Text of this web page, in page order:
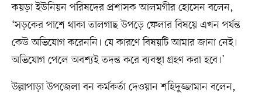
কয়ড়া ইউনিয়ন পরিষদের প্রশাসক আলমগীর হোসেন বলেন,
‘সড়কের পাশে থাকা তালগাছ উপড়ে ফেলার বিষয়ে এখন পর্যন্ত
কেউ অভিযোগ করেননি। যে কারণে বিষয়টি আমার জানা নেই।
অভিযোগ পেলে অবশ্যই তদন্ত করে ব্যবস্থা গ্রহণ করা হবে।’
উল্লাপাড়া উপজেলা বন কর্মকর্তা দেওয়ান শহিদুজ্জামান বলেন,